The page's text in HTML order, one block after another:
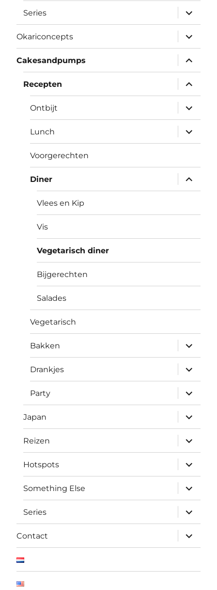
Series
Okariconcepts
Cakesandpumps
Recepten
Ontbijt
Lunch
Voorgerechten
Diner
Vlees en Kip
Vis
Vegetarisch diner
Bijgerechten
Salades
Vegetarisch
Bakken
Drankjes
Party
Japan
Reizen
Hotspots
Something Else
Series
Contact